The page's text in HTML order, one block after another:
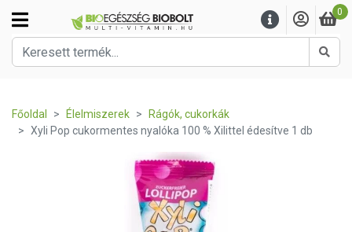
0
Főoldal Élelmiszerek
Rágók, cukorkák
Xyli Pop cukormentes nyalóka 100 % Xilittel édesítve 1 db